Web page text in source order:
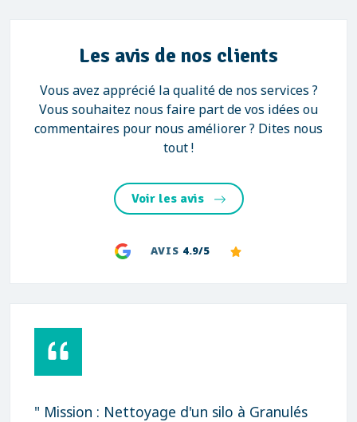
Les avis de nos clients
Vous avez apprécié la qualité de nos services ?
Vous souhaitez nous faire part de vos idées ou
commentaires pour nous améliorer ? Dites nous
tout !
Voir les avis
AVIS 4.9/5
" Mission : Nettoyage d'un silo à Granulés